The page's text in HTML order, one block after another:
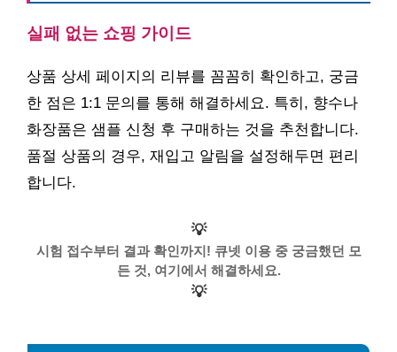
실패 없는 쇼핑 가이드
상품 상세 페이지의 리뷰를 꼼꼼히 확인하고, 궁금
한 점은 1:1 문의를 통해 해결하세요. 특히, 향수나
화장품은 샘플 신청 후 구매하는 것을 추천합니다.
품절 상품의 경우, 재입고 알림을 설정해두면 편리
합니다.
💡
시험 접수부터 결과 확인까지! 큐넷 이용 중 궁금했던 모
든 것, 여기에서 해결하세요.
💡